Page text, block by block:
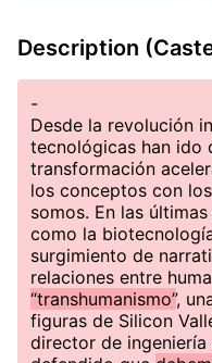
Description
-
Desde la revolución
tecnológicas han ido
transformación
los conceptos con
somos. En las
como la
surgimiento de
relaciones entre
“transhumanismo”,
figuras de Silicon
director de ingeniería